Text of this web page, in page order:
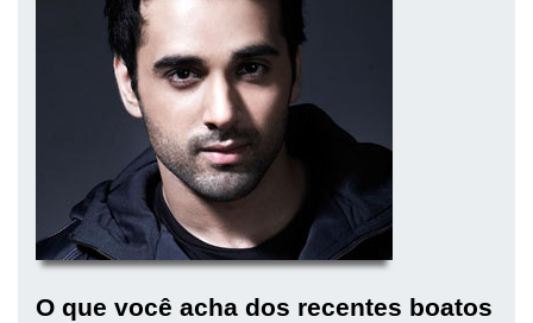
O que você acha dos recentes boatos